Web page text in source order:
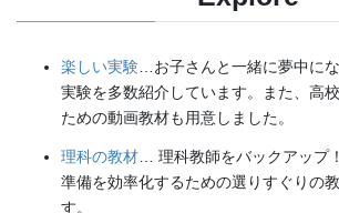
楽しい実験…お子さんと一緒に夢中に
実験を多数紹介しています。また、高
ための動画教材も用意しました。
理科の教材 … 理科教師をバックアップ
準備を効率化するための選りすぐりの
す。